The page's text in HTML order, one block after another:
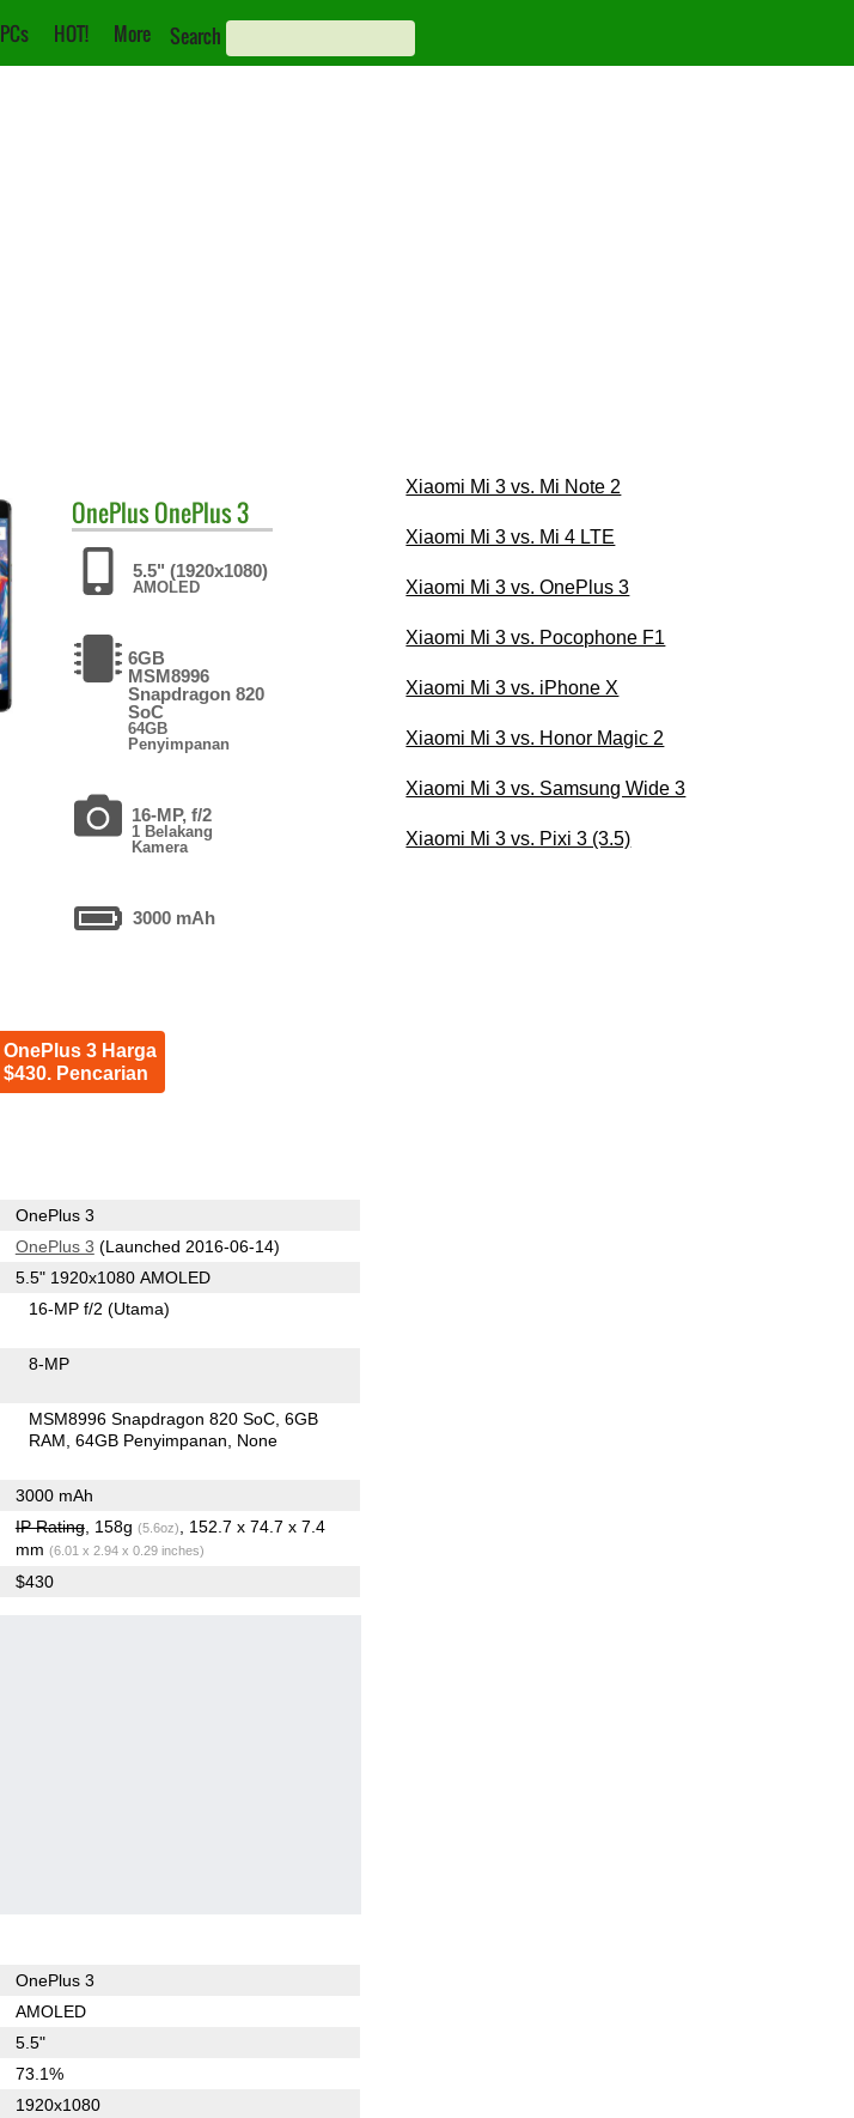
PCs HOT! More Search
OnePlusOnePlus 3
5.5" (1920x1080)
AMOLED
6GB
MSM8996
Snapdragon 820
SoC
64GB
Penyimpanan
16-MP, f/2
1 Belakang
Kamera
3000 mAh
OnePlus 3 Harga
$430. Pencarian
OnePlus 3
OnePlus 3 (Launched 2016-06-14)
5.5" 1920x1080 AMOLED
16-MP f/2(Utama)
8-MP
MSM8996 Snapdragon 820 SoC 6GB
RAM 64GB Penyimpanan None
3000 mAh
IP Rating, 158g (5.6oz)
, 152.7 x 74.7 x 7.4
mm (6.01 x 2.94 x 0.29 inches)
$430
OnePlus 3
AMOLED
5.5"
73.1%
1920x1080
Xiaomi Mi 3 vs. Mi Note 2
Xiaomi Mi 3 vs. Mi 4 LTE
Xiaomi Mi 3 vs. OnePlus 3
Xiaomi Mi 3 vs. Pocophone F1
Xiaomi Mi 3 vs. iPhone X
Xiaomi Mi 3 vs. Honor Magic 2
Xiaomi Mi 3 vs. Samsung Wide 3
Xiaomi Mi 3 vs. Pixi 3 (3.5)